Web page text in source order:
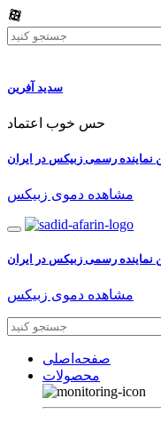
سدید آفرین
حس خوب اعتماد
نماینده رسمی زبیکس در ایران
مشاهده دموی زبیکس
نماینده رسمی زبیکس در ایران
مشاهده دموی زبیکس
صفحه‌اصلی
محصولات